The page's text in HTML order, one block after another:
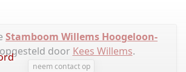
Stamboom Willems Hoogeloon-
door Kees Willems.
neem contact op